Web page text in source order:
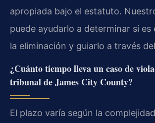
apropiada bajo el estatuto.
puede ayudarlo a determinar si es
la eliminación y guiarlo a través
¿Cuánto tiempo lleva un caso de
tribunal de James City County?
El plazo varía según la